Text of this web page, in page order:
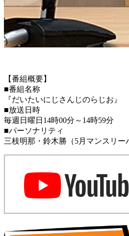
【番組概要】
■番組名称
『だいたいにじさんじのらじお』
■放送日時
毎週日曜日14時00分～14時59分
■パーソナリティ
三枝明那・鈴木勝（5月マンスリー